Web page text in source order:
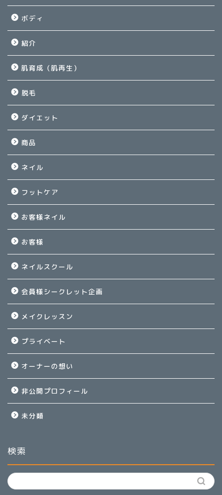
ボディ
紹介
肌育成（肌再生）
脱毛
ダイエット
商品
ネイル
フットケア
お客様ネイル
お客様
ネイルスクール
会員様シークレット企画
メイクレッスン
プライベート
オーナーの想い
非公開プロフィール
未分類
検索